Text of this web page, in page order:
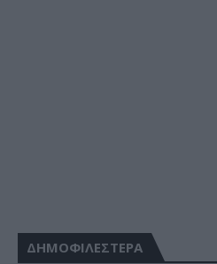
ΔΗΜΟΦΙΛΕΣΤΕΡΑ